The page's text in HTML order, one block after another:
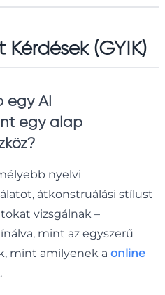
(GYIK)
egy AI
egy alap
nyelvi
átkonstruálási stílust
vizsgálnak –
mint az egyszerű
mint amilyenek a online